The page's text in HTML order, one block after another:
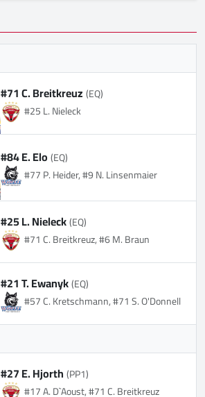
#71 C. Breitkreuz(EQ)
#25 L. Nieleck
#84 E. Elo(EQ)
#77 P. Heider, #9 N. Linsenmaier
#25 L. Nieleck(EQ)
#71 C. Breitkreuz, #6 M. Braun
#21 T. Ewanyk(EQ)
#57 C. Kretschmann, #71 S. O'Donnell
#27 E. Hjorth(PP1)
#17 A. D`Aoust, #71 C. Breitkreuz